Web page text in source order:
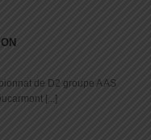
de D2 groupe A AS
[...]